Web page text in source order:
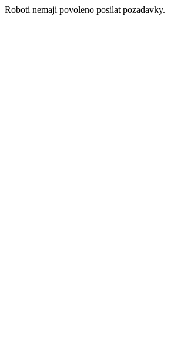
Roboti nemaji povoleno posilat pozadavky.